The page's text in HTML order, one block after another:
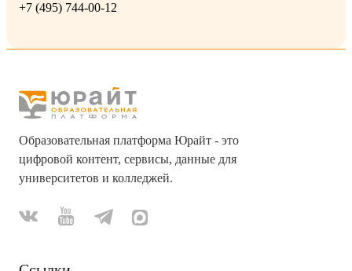
+7 (495) 744-00-12
Образовательная платформа Юрайт - это
цифровой контент, сервисы, данные для
университетов и колледжей.